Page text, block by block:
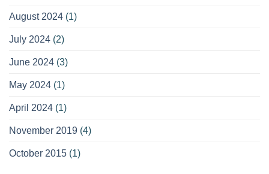
August 2024 (1)
July 2024 (2)
June 2024 (3)
May 2024 (1)
April 2024 (1)
November 2019 (4)
October 2015 (1)